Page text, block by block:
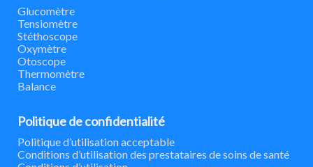
Glucomètre
Tensiomètre
Stéthoscope
Oxymètre
Otoscope
Thermomètre
Balance
Politique de confidentialité
Politique d’utilisation acceptable
Conditions d’utilisation des prestataires de soins de santé